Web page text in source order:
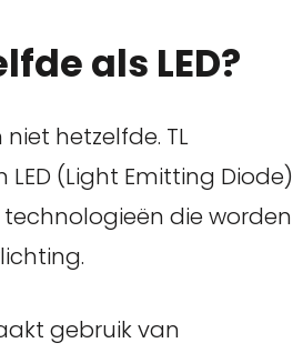
als LED?
niet hetzelfde. TL
(Light Emitting Diode)
technologieën die worden
gebruik van